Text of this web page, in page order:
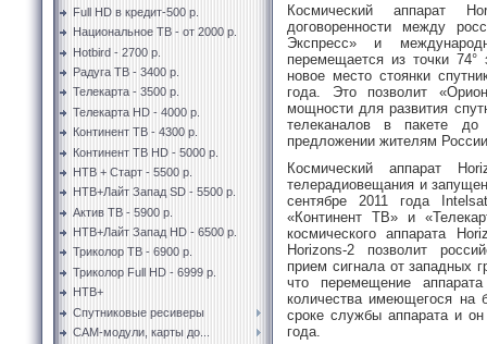
Full HD в кредит-500 р.
Национальное ТВ - от 2000 р.
Hotbird - 2700 р.
Радуга ТВ - 3400 р.
Телекарта - 3500 р.
Телекарта HD - 4000 р.
Континент ТВ - 4300 р.
Континент ТВ HD - 5000 р.
НТВ + Старт - 5500 р.
НТВ+Лайт Запад SD - 5500 р.
Актив ТВ - 5900 р.
НТВ+Лайт Запад HD - 6500 р.
Триколор ТВ - 6900 р.
Триколор Full HD - 6999 р.
НТВ+
Спутниковые ресиверы
CAM-модули, карты до...
Космический аппарат
договоренности между
Экспресс» и
перемещается из точки
новое место стоянки
года. Это позволит
мощности для развития
телеканалов в пакете
предложении жителям
Космический аппарат
телерадиовещания и
сентябре 2011 года
«Континент ТВ» и
космического аппарата
Horizons-2 позволит
прием сигнала от западных
что перемещение
количества имеющегося на
сроке службы аппарата и
года.